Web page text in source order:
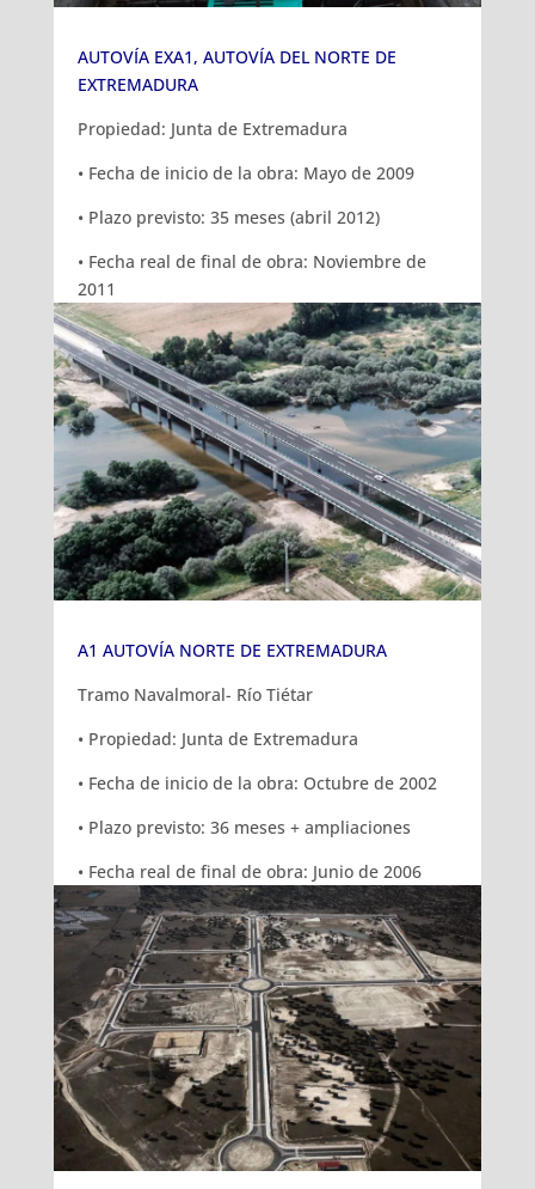
AUTOVÍA EXA1, AUTOVÍA DEL NORTE DE
EXTREMADURA
Propiedad: Junta de Extremadura
• Fecha de inicio de la obra: Mayo de 2009
• Plazo previsto: 35 meses (abril 2012)
• Fecha real de final de obra: Noviembre de
2011
A1 AUTOVÍA NORTE DE EXTREMADURA
Tramo Navalmoral- Río Tiétar
• Propiedad: Junta de Extremadura
• Fecha de inicio de la obra: Octubre de 2002
• Plazo previsto: 36 meses + ampliaciones
• Fecha real de final de obra: Junio de 2006